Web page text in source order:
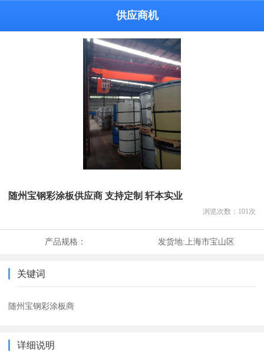
供应商机
随州宝钢彩涂板供应商 支持定制 轩本实业
浏览次数： 101 次
产品规格： 发货地:上海市宝山区
关键词
随州宝钢彩涂板商
详细说明